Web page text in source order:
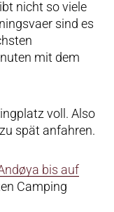
nicht so viele
sind es
mit dem
voll. Also
spät anfahren.
bis auf
Camping